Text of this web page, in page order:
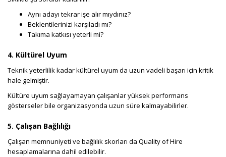
Aynı adayı tekrar işe alır mıydınız?
Beklentilerinizi karşıladı mı?
Takıma katkısı yeterli mi?
4. Kültürel Uyum
Teknik yeterlilik kadar kültürel uyum da uzun vadeli başarı için kritik
hale gelmiştir.
Kültüre uyum sağlayamayan çalışanlar yüksek performans
gösterseler bile organizasyonda uzun süre kalmayabilirler.
5. Çalışan Bağlılığı
Çalışan memnuniyeti ve bağlılık skorları da Quality of Hire
hesaplamalarına dahil edilebilir.